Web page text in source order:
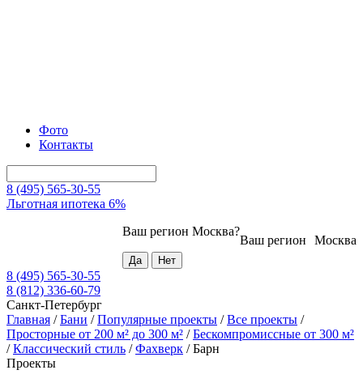
Фото
Контакты
8 (495) 565-30-55
Льготная ипотека 6%
Москва
Ваш регион
Ваш регион Москва?
8 (495) 565-30-55
8 (812) 336-60-79
Санкт-Петербург
Главная /Бани /Популярные проекты /Все проекты /
Просторные от 200 м² до 300 м² /Бескомпромиссные от 300 м²
/Классический стиль /Фахверк /Барн
Проекты